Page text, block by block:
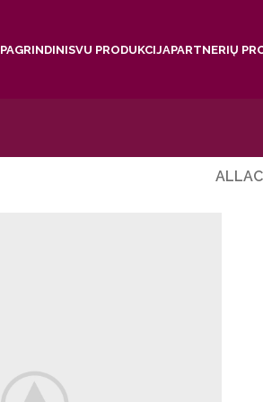
PAGRINDINISVU PRODUKCIJAPARTNERIŲ
ALL